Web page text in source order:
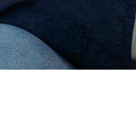
れ、厚生労働省の 【えるぼし認